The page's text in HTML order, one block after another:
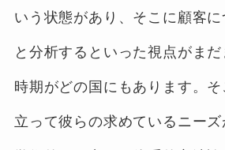
いう状態があり、そこに顧客に
と分析するといった視点がま
時期がどの国にもあります。
立って彼らの求めているニー